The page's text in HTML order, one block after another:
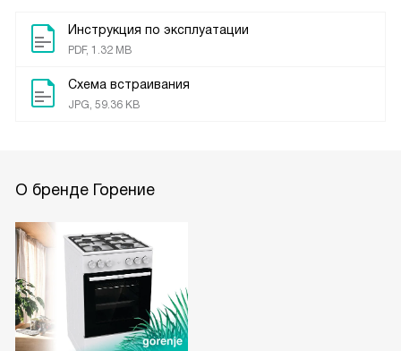
Инструкция по эксплуатации
PDF, 1.32 MB
Схема встраивания
JPG, 59.36 KB
О бренде Горение